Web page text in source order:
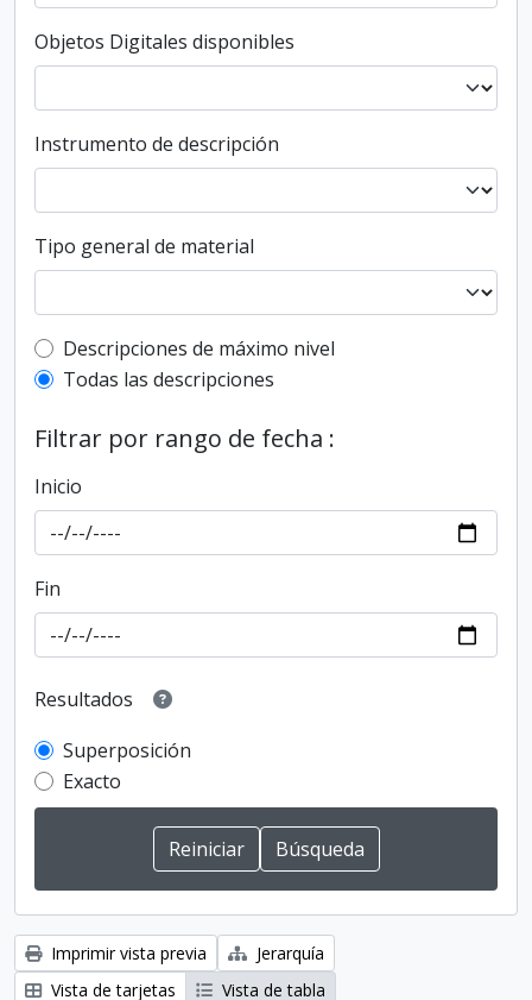
Objetos Digitales disponibles
Instrumento de descripción
Tipo general de material
Top-level description filter
Descripciones de máximo nivel
Todas las descripciones
Filtrar por rango de fecha :
Inicio
Fin
Resultados
Superposición
Exacto
Imprimir vista previa
Jerarquía
Vista de tarjetas
Vista de tabla